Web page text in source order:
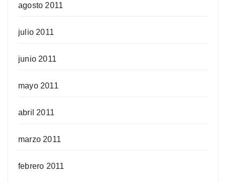
agosto 2011
julio 2011
junio 2011
mayo 2011
abril 2011
marzo 2011
febrero 2011